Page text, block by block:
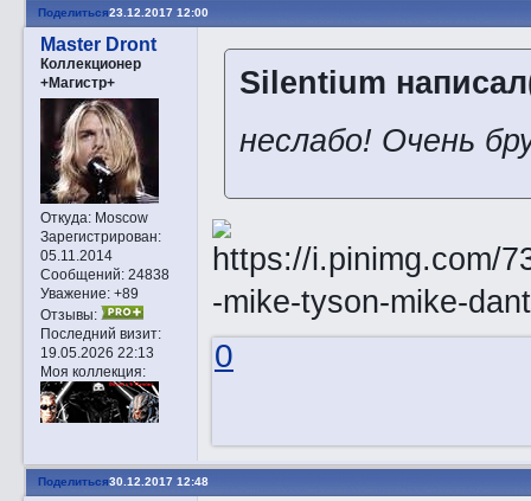
Поделиться23.12.2017 12:00
Master Dront
Коллекционер
+Магистр+
Откуда:Moscow
Зарегистрирован:
05.11.2014
Сообщений:24838
Уважение: +89
Отзывы:
Последний визит:
19.05.2026 22:13
Моя коллекция:
Silentium
неслабо! Очень
0
Поделиться30.12.2017 12:48